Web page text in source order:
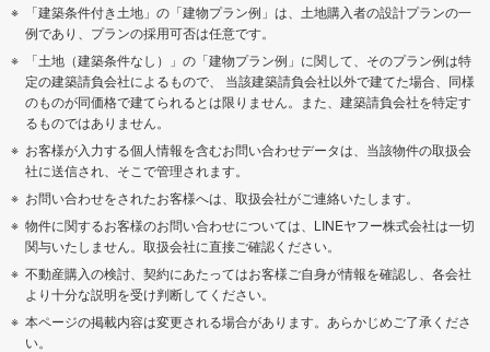
「建築条件付き土地」の「建物プラン例」は、土地購入者の設計プランの一
例であり、プランの採用可否は任意です。
「土地（建築条件なし）」の「建物プラン例」に関して、そのプラン例は特
定の建築請負会社によるもので、 当該建築請負会社以外で建てた場合、同様
のものが同価格で建てられるとは限りません。また、建築請負会社を特定す
るものではありません。
お客様が入力する個人情報を含むお問い合わせデータは、当該物件の取扱会
社に送信され、そこで管理されます。
お問い合わせをされたお客様へは、取扱会社がご連絡いたします。
物件に関するお客様のお問い合わせについては、LINEヤフー株式会社は一切
関与いたしません。取扱会社に直接ご確認ください。
不動産購入の検討、契約にあたってはお客様ご自身が情報を確認し、各会社
より十分な説明を受け判断してください。
本ページの掲載内容は変更される場合があります。あらかじめご了承くださ
い。